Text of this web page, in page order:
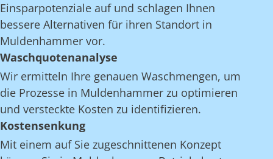
Einsparpotenziale auf und schlagen Ihnen
bessere Alternativen für ihren Standort in
Muldenhammer vor.
Waschquotenanalyse
Wir ermitteln Ihre genauen Waschmengen, um
die Prozesse in Muldenhammer zu optimieren
und versteckte Kosten zu identifizieren.
Kostensenkung
Mit einem auf Sie zugeschnittenen Konzept